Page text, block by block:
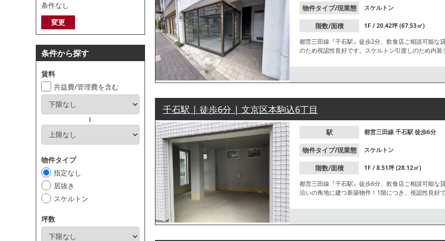
条件なし
変更
条件から探す
賃料
共益費/管理費を含む
～
物件タイプ
指定なし
居抜き
スケルトン
坪数
物件タイプ/現業態 スケルトン
階数/面積
1F / 20.42坪 (67.53㎡)
都営三田線『千石駅』徒歩2分、飲食店ご相談可能な
のため視認性良好です。スケルトン引渡しのため内
千石駅 | 徒歩6分 | 文京区本駒込6丁目
駅 都営三田線千石駅徒歩6分
物件タイプ/現業態 スケルトン
階数/面積
1F / 8.51坪 (28.12㎡)
都営三田線『千石駅』徒歩6分、飲食店ご相談可能な
沿いの角地に建つ新築物件！1階につき、視認性良好